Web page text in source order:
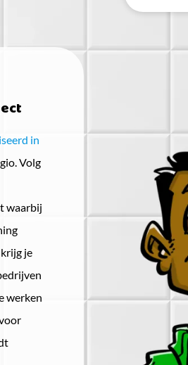
in
Volg
waarbij
je
werken